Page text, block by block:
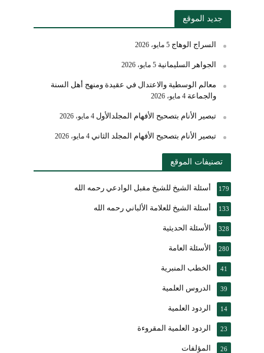
جديد الموقع
السراج الوهاج 5 مايو، 2026
الجواهر السليمانية 5 مايو، 2026
معالم الوسطية والاعتدال في عقيدة ومنهج أهل السنة
والجماعة 4 مايو، 2026
تبصير الأنام بتصحيح الأفهام المجلدالأول 4 مايو، 2026
تبصير الأنام بتصحيح الأفهام المجلد الثاني 4 مايو، 2026
تصنيفات الموقع
أسئلة الشيخ للشيخ مقبل الوادعي رحمه الله 179
أسئلة الشيخ للعلامة الألباني رحمه الله 133
الأسئلة الحديثية 328
الأسئلة العامة 280
الخطب المنبرية 41
الدروس العلمية 39
الردود العلمية 14
الردود العلمية المقروءة 23
المؤلفات 26